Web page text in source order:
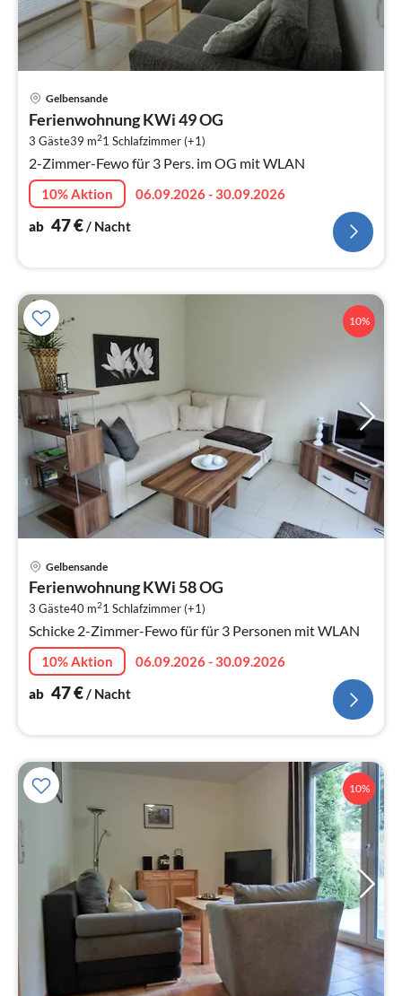
Gelbensande
Ferienwohnung KWi 49 OG
3 Gäste39 m21 Schlafzimmer (+1)
2-Zimmer-Fewo für 3 Pers. im OG mit WLAN
10% Aktion
06.09.2026 - 30.09.2026
ab 47€/ Nacht
10%
Gelbensande
Ferienwohnung KWi 58 OG
3 Gäste40 m21 Schlafzimmer (+1)
Schicke 2-Zimmer-Fewo für für 3 Personen mit WLAN
10% Aktion
06.09.2026 - 30.09.2026
ab 47€/ Nacht
10%